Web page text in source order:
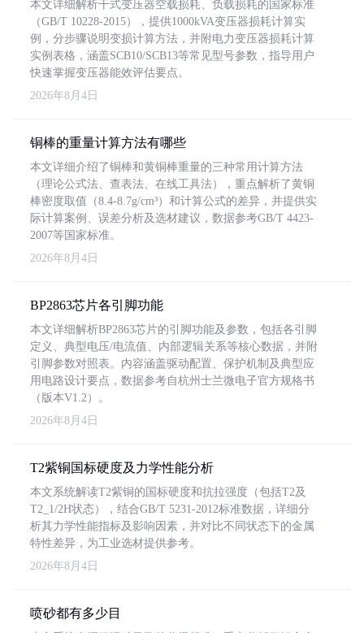
本文详细解析干式变压器空载损耗、负载损耗的国家标准
（GB/T 10228-2015），提供1000kVA变压器损耗计算实
例，分步骤说明变损计算方法，并附电力变压器损耗计算
实例表格，涵盖SCB10/SCB13等常见型号参数，指导用户
快速掌握变压器能效评估要点。
2026年8月4日
铜棒的重量计算方法有哪些
本文详细介绍了铜棒和黄铜棒重量的三种常用计算方法
（理论公式法、查表法、在线工具法），重点解析了黄铜
棒密度取值（8.4-8.7g/cm³）和计算公式的差异，并提供实
际计算案例、误差分析及选材建议，数据参考GB/T 4423-
2007等国家标准。
2026年8月4日
BP2863芯片各引脚功能
本文详细解析BP2863芯片的引脚功能及参数，包括各引脚
定义、典型电压/电流值、内部逻辑关系等核心数据，并附
引脚参数对照表。内容涵盖驱动配置、保护机制及典型应
用电路设计要点，数据参考自杭州士兰微电子官方规格书
（版本V1.2）。
2026年8月4日
T2紫铜国标硬度及力学性能分析
本文系统解读T2紫铜的国标硬度和抗拉强度（包括T2及
T2_1/2H状态），结合GB/T 5231-2012标准数据，详细分
析其力学性能指标及影响因素，并对比不同状态下的金属
特性差异，为工业选材提供参考。
2026年8月4日
喷砂都有多少目